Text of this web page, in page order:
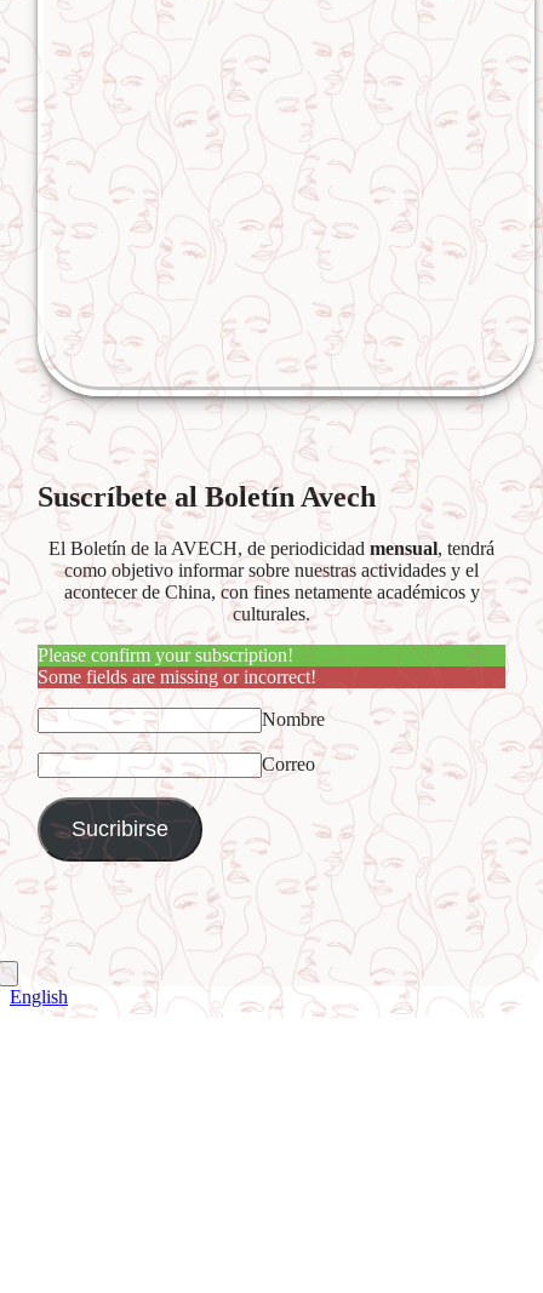
Suscríbete al Boletín Avech
El Boletín de la AVECH, de periodicidad mensual, tendrá
como objetivo informar sobre nuestras actividades y el
acontecer de China, con fines netamente académicos y
culturales.
Please confirm your subscription!
Some fields are missing or incorrect!
Nombre
Correo
English